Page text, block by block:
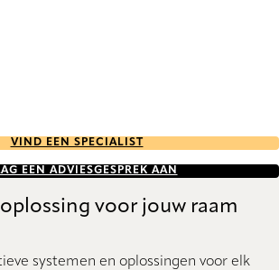
VIND EEN SPECIALIST
EEN ADVIESGESPREK AAN
voor jouw raam
systemen en oplossingen voor elk